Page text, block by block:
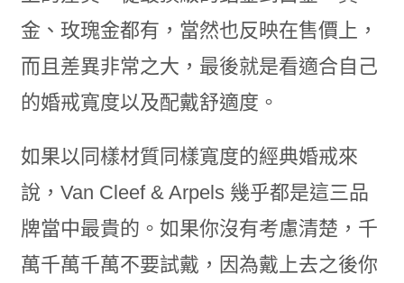
金、玫瑰金都有，當然也反映在售價上，
而且差異非常之大，最後就是看適合自己
的婚戒寬度以及配戴舒適度。
如果以同樣材質同樣寬度的經典婚戒來
說，Van Cleef & Arpels 幾乎都是這三品
牌當中最貴的。如果你沒有考慮清楚，千
萬千萬千萬不要試戴，因為戴上去之後你